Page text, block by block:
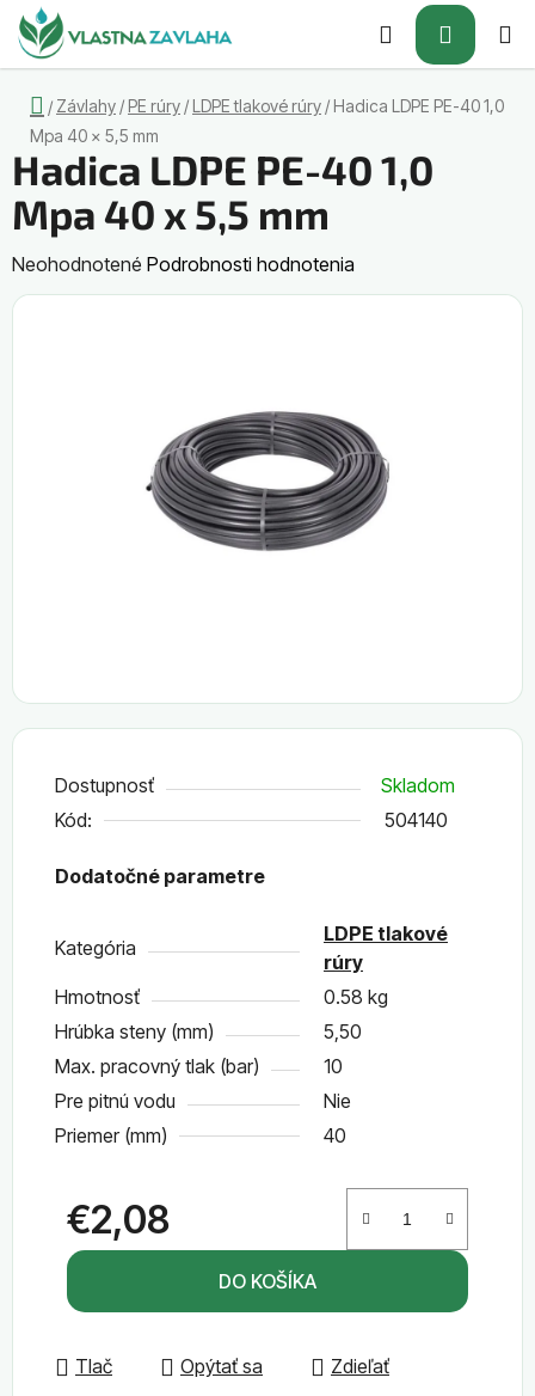
Prejsť
na
obsah
Hľadať
KOŠÍK
Domov
/ Závlahy / PE rúry / LDPE tlakové rúry / Hadica LDPE PE-40 1,0
Mpa 40 x 5,5 mm
Dostupnosť
Skladom
Kód:
504140
Dodatočné parametre
Kategória
LDPE tlakové
rúry
Hmotnosť
0.58 kg
Hrúbka steny (mm)
5,50
Max. pracovný tlak (bar)
10
Pre pitnú vodu
Nie
Priemer (mm)
40
€2,08
Jednotková cena:
DO KOŠÍKA
Tlač Opýtať sa Zdieľať
Hadica LDPE PE-40 1,0
Mpa 40 x 5,5 mm
Priemerné
hodnotenie
Neohodnotené Podrobnosti hodnotenia